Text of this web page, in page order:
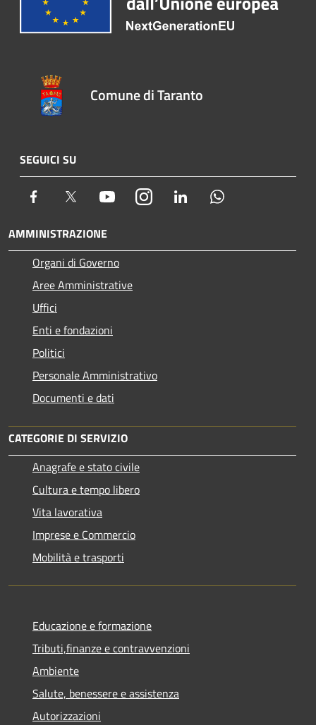
Comune di Taranto
SEGUICI SU
Facebook Twitter YoutubeInstagram LinkedIn
AMMINISTRAZIONE
Organi di Governo
Aree Amministrative
Uffici
Enti e fondazioni
Politici
Personale Amministrativo
Documenti e dati
CATEGORIE DI SERVIZIO
Anagrafe e stato civile
Cultura e tempo libero
Vita lavorativa
Imprese e Commercio
Mobilità e trasporti
Educazione e formazione
Tributi,finanze e contravvenzioni
Ambiente
Salute, benessere e assistenza
Autorizzazioni